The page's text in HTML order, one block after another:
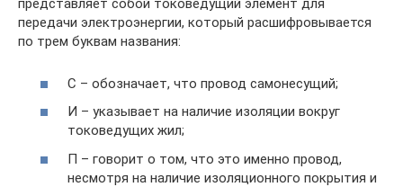
представляет собой токоведущий элемент для
передачи электроэнергии, который расшифровывается
по трем буквам названия:
С – обозначает, что провод самонесущий;
И – указывает на наличие изоляции вокруг
токоведущих жил;
П – говорит о том, что это именно провод,
несмотря на наличие изоляционного покрытия и